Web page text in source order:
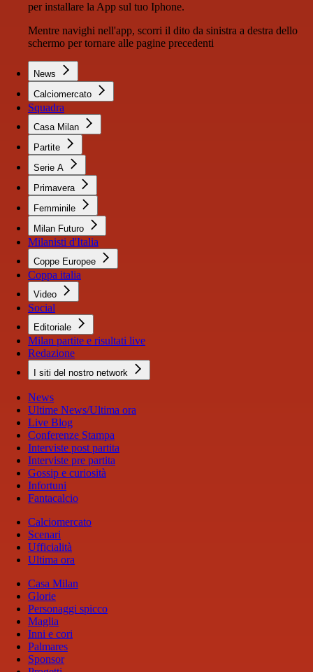
per installare la App sul tuo Iphone.
Mentre navighi nell'app, scorri il dito da sinistra a destra dello
schermo per tornare alle pagine precedenti
News
Calciomercato
Squadra
Casa Milan
Partite
Serie A
Primavera
Femminile
Milan Futuro
Milanisti d'Italia
Coppe Europee
Coppa italia
Video
Social
Editoriale
Milan partite e risultati live
Redazione
I siti del nostro network
News
Ultime News/Ultima ora
Live Blog
Conferenze Stampa
Interviste post partita
Interviste pre partita
Gossip e curiosità
Infortuni
Fantacalcio
Calciomercato
Scenari
Ufficialità
Ultima ora
Casa Milan
Glorie
Personaggi spicco
Maglia
Inni e cori
Palmares
Sponsor